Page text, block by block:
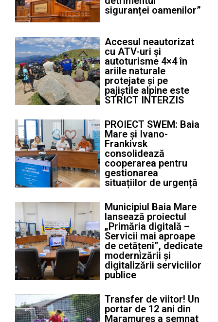
siguranței oamenilor”
Accesul neautorizat
cu ATV-uri și
autoturisme 4×4 în
ariile naturale
protejate și pe
pajiștile alpine este
STRICT INTERZIS
PROIECT SWEM: Baia
Mare și Ivano-
Frankivsk
consolidează
cooperarea pentru
gestionarea
situațiilor de urgență
Municipiul Baia Mare
lansează proiectul
„Primăria digitală –
Servicii mai aproape
de cetățeni”, dedicate
modernizării și
digitalizării serviciilor
publice
Transfer de viitor! Un
portar de 12 ani din
Maramureș a semnat